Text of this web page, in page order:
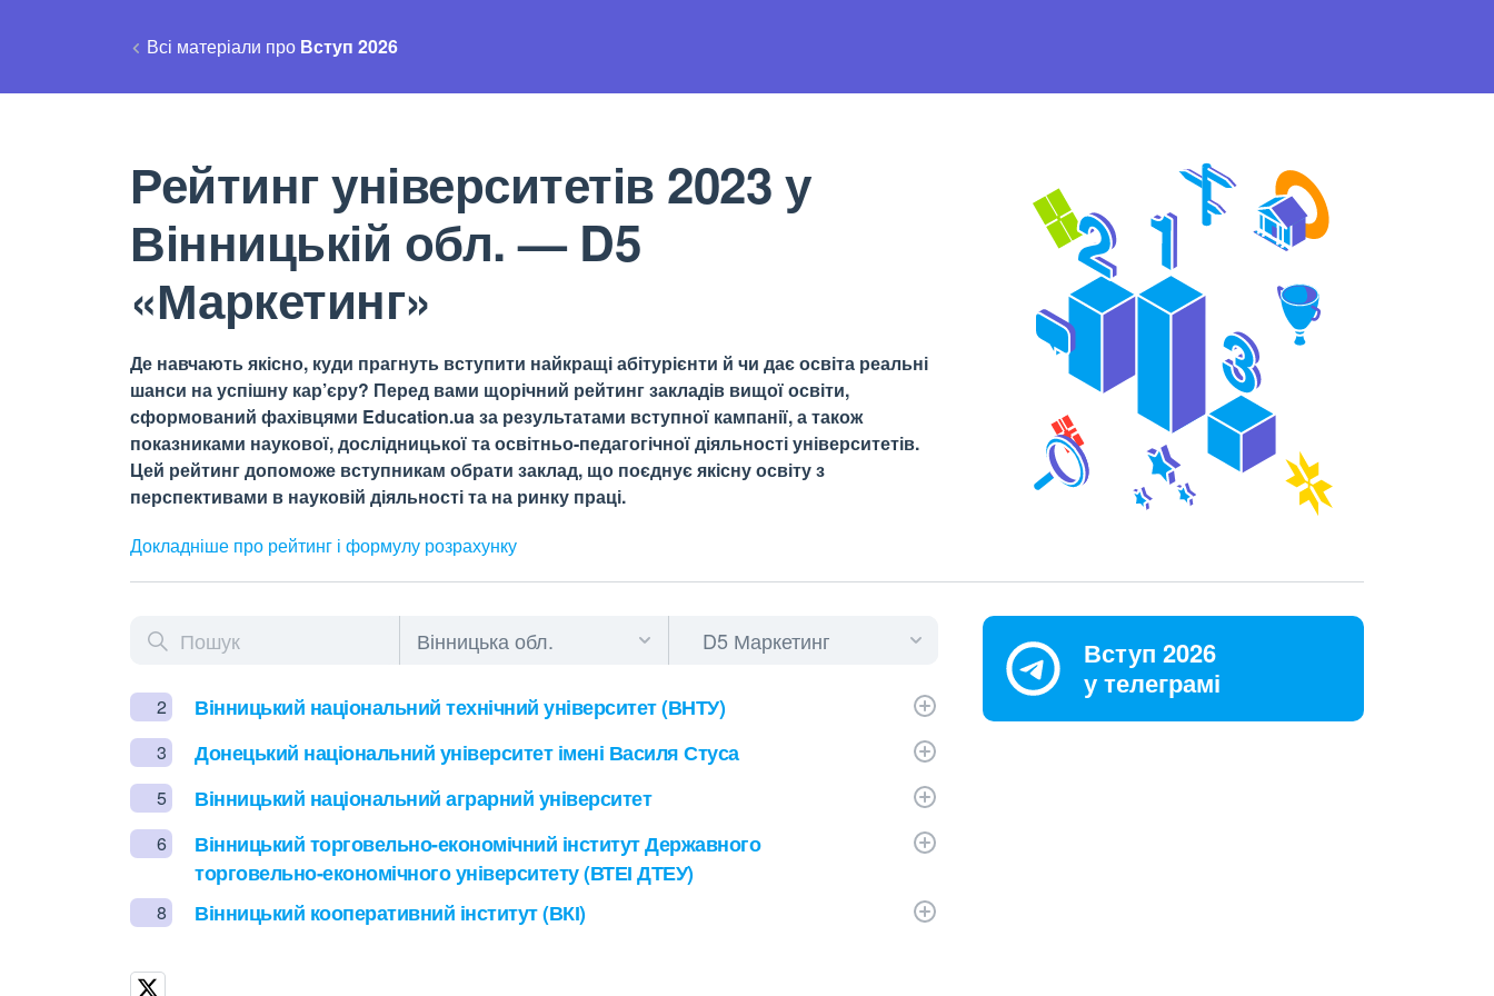
Всі матеріали про Вступ 2026
Рейтинг університетів 2023 у
Вінницькій обл. — D5
«Маркетинг»
Де навчають якісно, куди прагнуть вступити найкращі абітурієнти й чи дає освіта реальні
шанси на успішну кар’єру? Перед вами щорічний рейтинг закладів вищої освіти,
сформований фахівцями Education.ua за результатами вступної кампанії, а також
показниками наукової, дослідницької та освітньо-педагогічної діяльності університетів.
Цей рейтинг допоможе вступникам обрати заклад, що поєднує якісну освіту з
перспективами в науковій діяльності та на ринку праці.
Докладніше про рейтинг і формулу розрахунку
2 Вінницький національний технічний університет (ВНТУ)
3 Донецький національний університет імені Василя Стуса
5 Вінницький національний аграрний університет
6
Вінницький торговельно-економічний інститут Державного
торговельно-економічного університету (ВТЕІ ДТЕУ)
8 Вінницький кооперативний інститут (ВКІ)
Вступ 2026
у телеграмі